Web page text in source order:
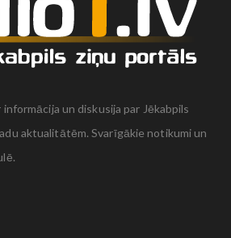
un diskusija par Jēkabpils
aktualitātēm. Svarīgākie notikumi un